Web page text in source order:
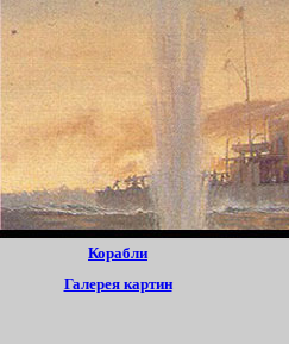
Корабли
Галерея картин